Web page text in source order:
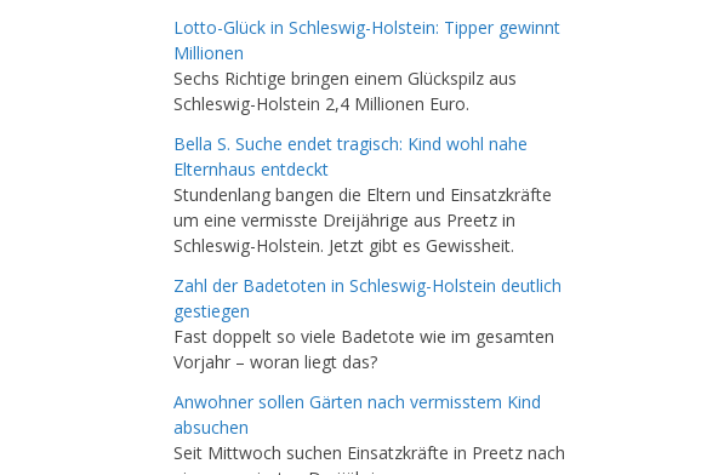
Lotto-Glück in Schleswig-Holstein: Tipper gewinnt
Millionen
Sechs Richtige bringen einem Glückspilz aus
Schleswig-Holstein 2,4 Millionen Euro.
Bella S. Suche endet tragisch: Kind wohl nahe
Elternhaus entdeckt
Stundenlang bangen die Eltern und Einsatzkräfte
um eine vermisste Dreijährige aus Preetz in
Schleswig-Holstein. Jetzt gibt es Gewissheit.
Zahl der Badetoten in Schleswig-Holstein deutlich
gestiegen
Fast doppelt so viele Badetote wie im gesamten
Vorjahr – woran liegt das?
Anwohner sollen Gärten nach vermisstem Kind
absuchen
Seit Mittwoch suchen Einsatzkräfte in Preetz nach